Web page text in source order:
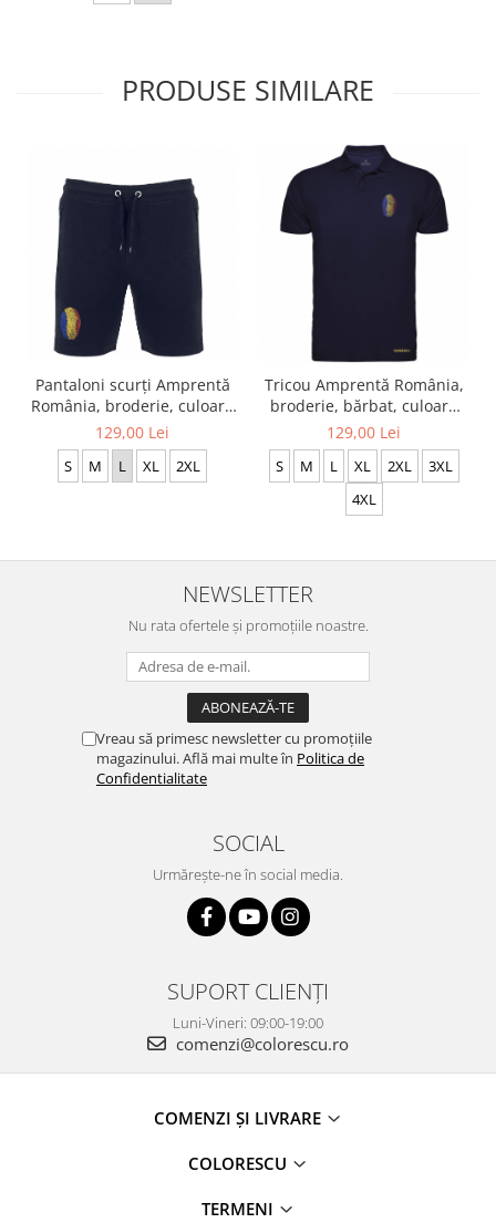
PRODUSE SIMILARE
Pantaloni scurți Amprentă
România, broderie, culoare
bleumarin CA10
129,00 Lei
S M L XL 2XL
Tricou Amprentă România,
broderie, bărbat, culoare
bleumarin CRP28
129,00 Lei
S M L XL 2XL
3XL
4XL
NEWSLETTER
Nu rata ofertele și promoțiile noastre.
Vreau să primesc newsletter cu promoțiile
magazinului. Află mai multe în Politica de
Confidentialitate
SOCIAL
Urmărește-ne în social media.
SUPORT CLIENȚI
Luni-Vineri: 09:00-19:00
comenzi@colorescu.ro
COMENZI ȘI LIVRARE
COLORESCU
TERMENI